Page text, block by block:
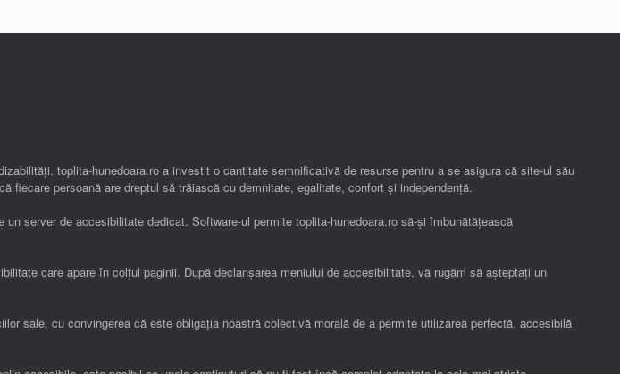
toplita-hunedoara.ro a investit o cantitate semnificativă de resurse pentru a se asigura că site-ul său
persoană are dreptul să trăiască cu demnitate, egalitate, confort și independenţă.
un server de accesibilitate dedicat. Software-ul permite toplita-hunedoara.ro să-și îmbunătățească
care apare în colțul paginii. După declanșarea meniului de accesibilitate, vă rugăm să așteptați un
sale, cu convingerea că este obligația noastră colectivă morală de a permite utilizarea perfectă, accesibilă